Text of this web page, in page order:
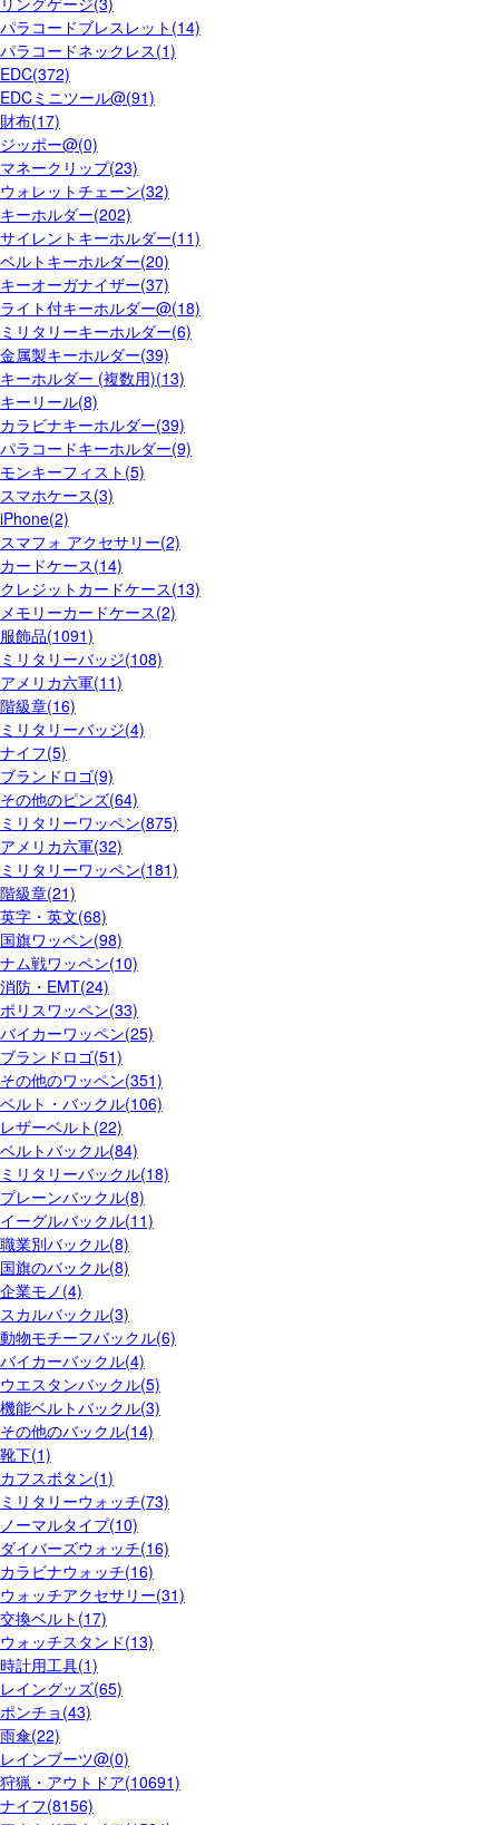
パラコードブレスレット(14)
パラコードネックレス(1)
EDC(372)
EDCミニツール@(91)
財布(17)
ジッポー@(0)
マネークリップ(23)
ウォレットチェーン(32)
キーホルダー(202)
サイレントキーホルダー(11)
ベルトキーホルダー(20)
キーオーガナイザー(37)
ライト付キーホルダー@(18)
ミリタリーキーホルダー(6)
金属製キーホルダー(39)
キーホルダー (複数用)(13)
キーリール(8)
カラビナキーホルダー(39)
パラコードキーホルダー(9)
モンキーフィスト(5)
スマホケース(3)
iPhone(2)
スマフォ アクセサリー(2)
カードケース(14)
クレジットカードケース(13)
メモリーカードケース(2)
服飾品(1091)
ミリタリーバッジ(108)
アメリカ六軍(11)
階級章(16)
ミリタリーバッジ(4)
ナイフ(5)
ブランドロゴ(9)
その他のピンズ(64)
ミリタリーワッペン(875)
アメリカ六軍(32)
ミリタリーワッペン(181)
階級章(21)
英字・英文(68)
国旗ワッペン(98)
ナム戦ワッペン(10)
消防・EMT(24)
ポリスワッペン(33)
バイカーワッペン(25)
ブランドロゴ(51)
その他のワッペン(351)
ベルト・バックル(106)
レザーベルト(22)
ベルトバックル(84)
ミリタリーバックル(18)
プレーンバックル(8)
イーグルバックル(11)
職業別バックル(8)
国旗のバックル(8)
企業モノ(4)
スカルバックル(3)
動物モチーフバックル(6)
バイカーバックル(4)
ウエスタンバックル(5)
機能ベルトバックル(3)
その他のバックル(14)
靴下(1)
カフスボタン(1)
ミリタリーウォッチ(73)
ノーマルタイプ(10)
ダイバーズウォッチ(16)
カラビナウォッチ(16)
ウォッチアクセサリー(31)
交換ベルト(17)
ウォッチスタンド(13)
時計用工具(1)
レイングッズ(65)
ポンチョ(43)
雨傘(22)
レインブーツ@(0)
狩猟・アウトドア(10691)
ナイフ(8156)